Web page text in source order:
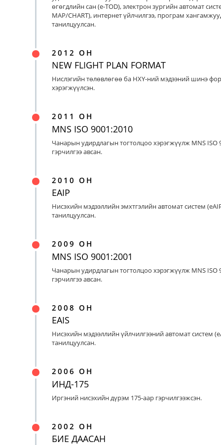
өгөгдлийн сан (e-TOD), электрон зургийн автомат
MAP/CHART), интернет үйлчилгээ, програм
танилцуулсан.
2012 ОН
NEW FLIGHT PLAN FORMAT
Нислэгийн төлөвлөгөө ба НХҮ-ний мэдээний шинэ
хэрэгжүүлсэн.
2011 ОН
MNS ISO 9001:2010
Чанарын удирдлагын тогтолцоо хэрэгжүүлж MNS ISO
гэрчилгээ авсан.
2010 ОН
EAIP
Нисэхийн мэдээллийн эмхтгэлийн автомат систем
танилцуулсан.
2009 ОН
MNS ISO 9001:2001
Чанарын удирдлагын тогтолцоо хэрэгжүүлж MNS ISO
гэрчилгээ авсан.
2008 ОН
EAIS
Нисэхийн мэдээллийн үйлчилгээний автомат систем
танилцуулсан.
2006 ОН
ИНД-175
Иргэний нисэхийн дүрэм 175-аар гэрчилгээжсэн.
2002 ОН
БИЕ ДААСАН